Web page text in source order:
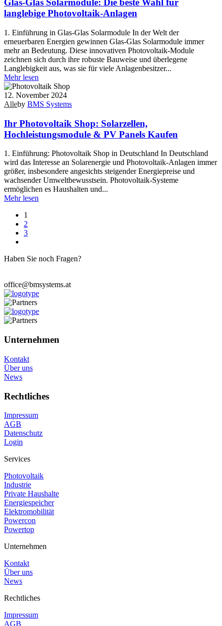
Glas-Glas Solarmodule: Die beste Wahl für
langlebige Photovoltaik-Anlagen
1. Einführung in Glas-Glas Solarmodule In der Welt der
erneuerbaren Energien gewinnen Glas-Glas Solarmodule immer
mehr an Bedeutung. Diese innovativen Photovoltaik-Module
zeichnen sich durch ihre robuste Bauweise und überlegene
Langlebigkeit aus, was sie für viele Anlagenbesitzer...
Mehr lesen
12. November 2024
Alleby BMS Systems
Ihr Photovoltaik Shop: Solarzellen,
Hochleistungsmodule & PV Panels Kaufen
1. Einführung: Photovoltaik Shop in Deutschland In Deutschland
wird das Interesse an Solarenergie und Photovoltaik-Anlagen immer
größer, insbesondere angesichts steigender Energiepreise und
wachsender Umweltbewusstsein. Photovoltaik-Systeme
ermöglichen es Haushalten und...
Mehr lesen
1
2
3
Haben Sie noch Fragen?
office@bmsystems.at
Unternehmen
Kontakt
Über uns
News
Rechtliches
Impressum
AGB
Datenschutz
Login
Services
Photovoltaik
Industrie
Private Haushalte
Energiespeicher
Elektromobilität
Powercon
Powertop
Unternehmen
Kontakt
Über uns
News
Rechtliches
Impressum
AGB